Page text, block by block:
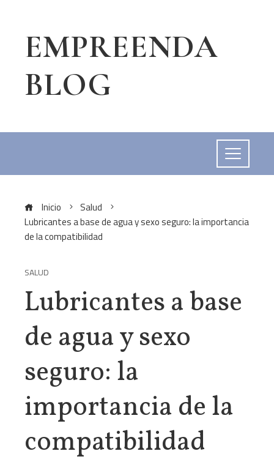
EMPREENDA
BLOG
Inicio
Salud
Lubricantes a base de agua y sexo seguro: la importancia
de la compatibilidad
SALUD
Lubricantes a base
de agua y sexo
seguro: la
importancia de la
compatibilidad